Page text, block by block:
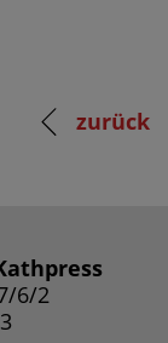
zurück
6/2